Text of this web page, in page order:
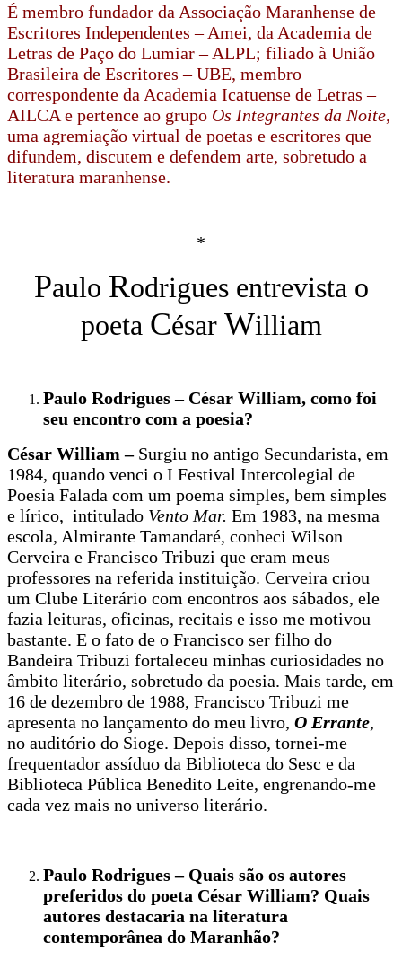
É membro fundador da Associação Maranhense de
Escritores Independentes – Amei, da Academia de
Letras de Paço do Lumiar – ALPL; filiado à União
Brasileira de Escritores – UBE, membro
correspondente da Academia Icatuense de Letras –
AILCA e pertence ao grupo Os Integrantes da Noite,
uma agremiação virtual de poetas e escritores que
difundem, discutem e defendem arte, sobretudo a
literatura maranhense.
*
Paulo Rodrigues entrevista o
poeta César William
Paulo Rodrigues – César William, como foi
seu encontro com a poesia?
César William –Surgiu no antigo Secundarista, em
1984, quando venci o I Festival Intercolegial de
Poesia Falada com um poema simples, bem simples
e lírico, intitulado Vento Mar. Em 1983, na mesma
escola, Almirante Tamandaré, conheci Wilson
Cerveira e Francisco Tribuzi que eram meus
professores na referida instituição. Cerveira criou
um Clube Literário com encontros aos sábados, ele
fazia leituras, oficinas, recitais e isso me motivou
bastante. E o fato de o Francisco ser filho do
Bandeira Tribuzi fortaleceu minhas curiosidades no
âmbito literário, sobretudo da poesia. Mais tarde, em
16 de dezembro de 1988, Francisco Tribuzi me
apresenta no lançamento do meu livro, O Errante,
no auditório do Sioge. Depois disso, tornei-me
frequentador assíduo da Biblioteca do Sesc e da
Biblioteca Pública Benedito Leite, engrenando-me
cada vez mais no universo literário.
Paulo Rodrigues – Quais são os autores
preferidos do poeta César William? Quais
autores destacaria na literatura
contemporânea do Maranhão?